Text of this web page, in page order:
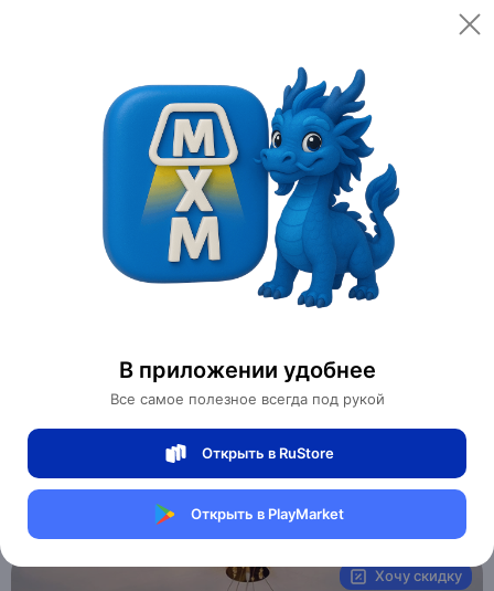
В приложении удобнее
Все самое полезное всегда под рукой
Открыть в RuStore
Открыть в PlayMarket
Открыть
Категории Светильники
Люстры
KAROLYN 80*40, металл, G9.
Магазин Table lamps
MAI__HE_MAI_KAROLYN
Хочу скидку